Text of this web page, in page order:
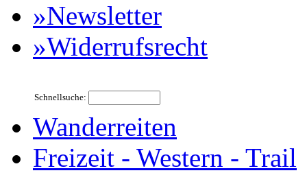
»Newsletter
»Widerrufsrecht
Schnellsuche:
Wanderreiten
Freizeit - Western - Trail